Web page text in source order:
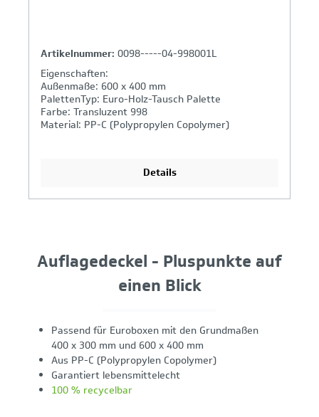
Artikelnummer: 0098-----04-998001L
Eigenschaften:
Außenmaße: 600 x 400 mm
PalettenTyp: Euro-Holz-Tausch Palette
Farbe: Transluzent 998
Material: PP-C (Polypropylen Copolymer)
Details
Auflagedeckel - Pluspunkte auf
einen Blick
Passend für Euroboxen mit den Grundmaßen
400 x 300 mm und 600 x 400 mm
Aus PP-C (Polypropylen Copolymer)
Garantiert lebensmittelecht
100 % recycelbar